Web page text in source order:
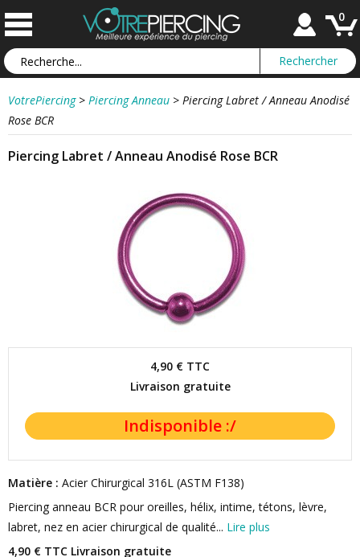
0
VotrePiercing > Piercing Anneau > Piercing Labret / Anneau Anodisé
Rose BCR
Piercing Labret / Anneau Anodisé Rose BCR
4,90 € TTC
Livraison gratuite
Matière : Acier Chirurgical 316L (ASTM F138)
Piercing anneau BCR pour oreilles, hélix, intime, tétons, lèvre,
labret, nez en acier chirurgical de qualité... Lire plus
4,90 € TTC Livraison gratuite